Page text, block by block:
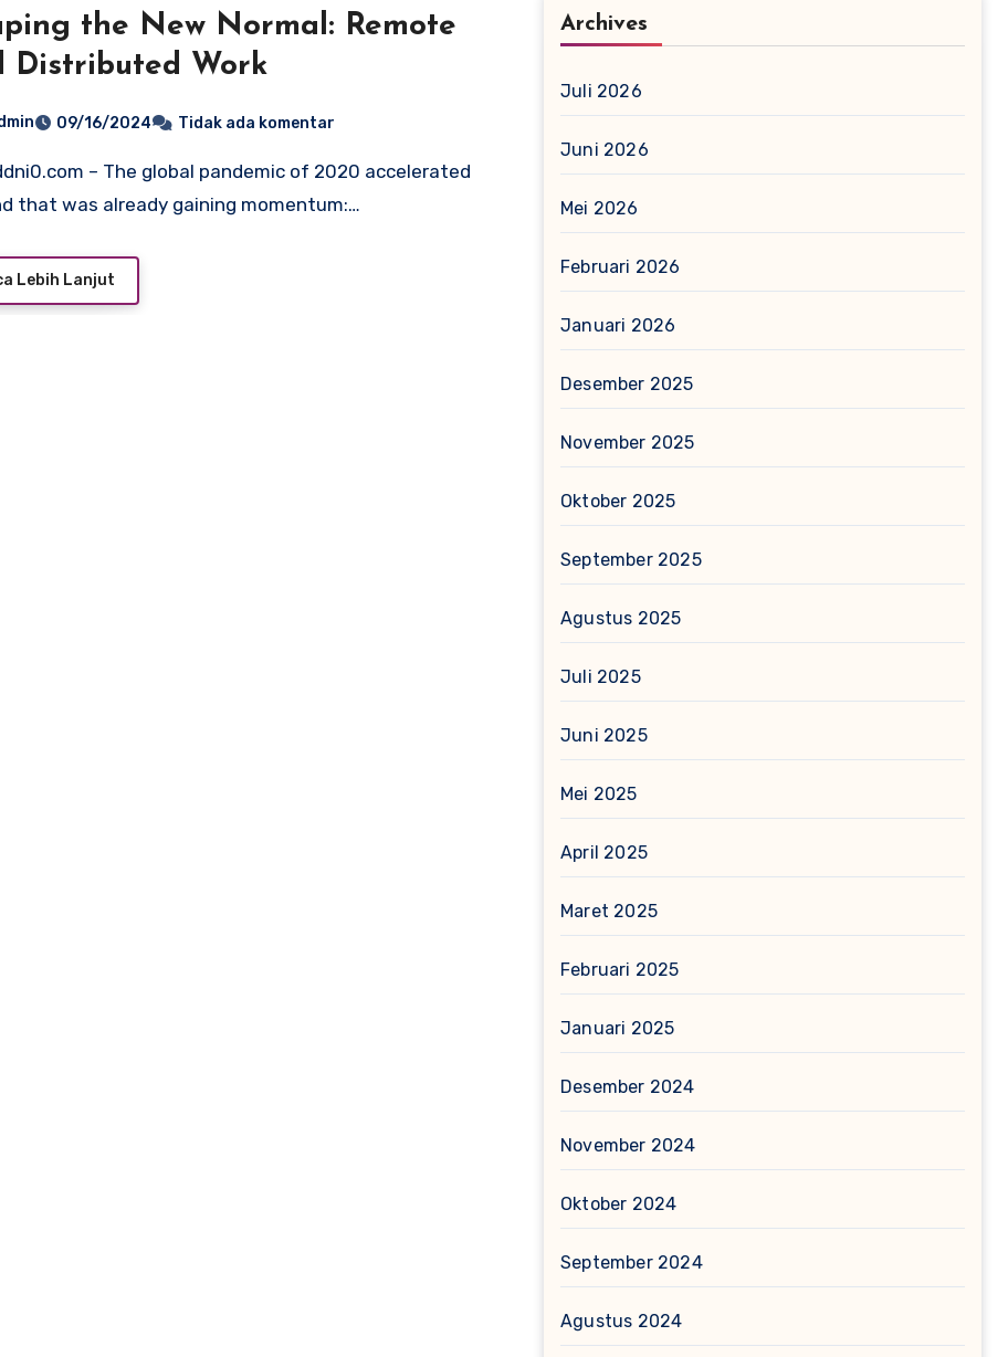
the New Normal: Remote
Distributed Work
09/16/2024 Tidak ada komentar
that was already gaining momentum:…
Lebih Lanjut
Archives
Juli 2026
Juni 2026
Mei 2026
Februari 2026
Januari 2026
Desember 2025
November 2025
Oktober 2025
September 2025
Agustus 2025
Juli 2025
Juni 2025
Mei 2025
April 2025
Maret 2025
Februari 2025
Januari 2025
Desember 2024
November 2024
Oktober 2024
September 2024
Agustus 2024